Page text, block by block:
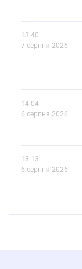
13.40
7 серпня 2026
14.04
6 серпня 2026
13.13
6 серпня 2026